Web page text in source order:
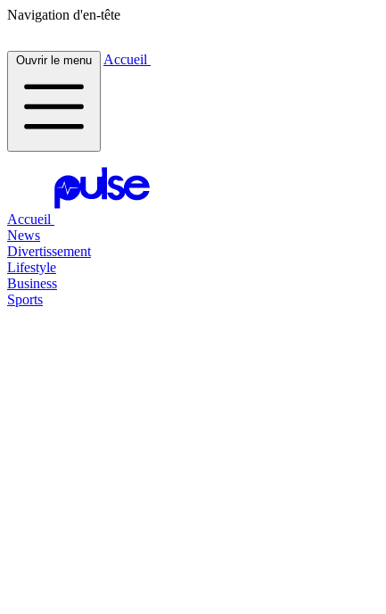
Navigation d'en-tête
Ouvrir le menu Accueil
Accueil
News
Divertissement
Lifestyle
Business
Sports